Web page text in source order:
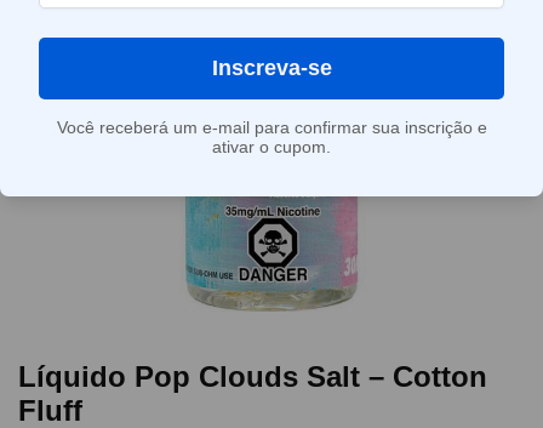
Líquido Pop Clouds Salt – Cotton
Fluff
Inscreva-se
Você receberá um e-mail para confirmar sua inscrição e
ativar o cupom.